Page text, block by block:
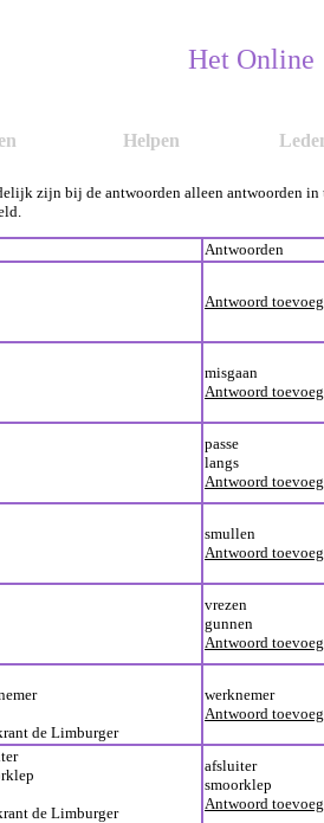
Het Online
Helpen
zijn bij de antwoorden alleen antwoorden
Antwoorden
Antwoord
misgaan
Antwoord
passe
langs
Antwoord
smullen
Antwoord
vrezen
gunnen
Antwoord
de Limburger
werknemer
Antwoord
de Limburger
afsluiter
smoorklep
Antwoord